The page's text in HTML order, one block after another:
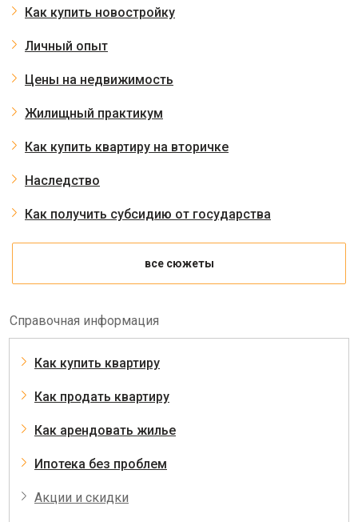
Как купить новостройку
Личный опыт
Цены на недвижимость
Жилищный практикум
Как купить квартиру на вторичке
Наследство
Как получить субсидию от государства
все сюжеты
Справочная информация
Как купить квартиру
Как продать квартиру
Как арендовать жилье
Ипотека без проблем
Акции и скидки